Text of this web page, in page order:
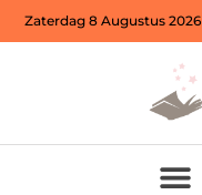
Zaterdag 8 Augustus 2026